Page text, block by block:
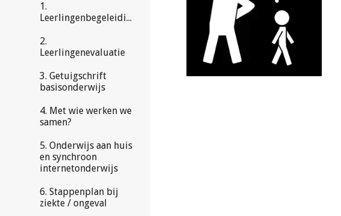
1.
Leerlingenbegeleiding
2.
Leerlingenevaluatie
3. Getuigschrift
basisonderwijs
4. Met wie werken we
samen?
5. Onderwijs aan huis
en synchroon
internetonderwijs
6. Stappenplan bij
ziekte / ongeval